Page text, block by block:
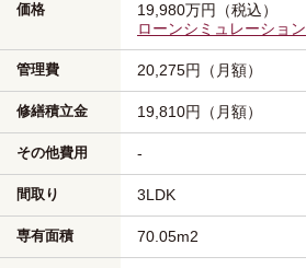
価格
19,980万円（税込）
ローンシミュレーション
管理費 20,275円（月額）
修繕積立金 19,810円（月額）
その他費用 -
間取り 3LDK
専有面積 70.05m2